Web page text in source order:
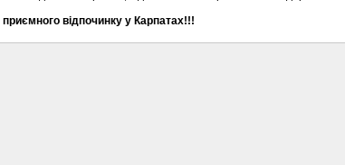
відпочинку у Карпатах!!!